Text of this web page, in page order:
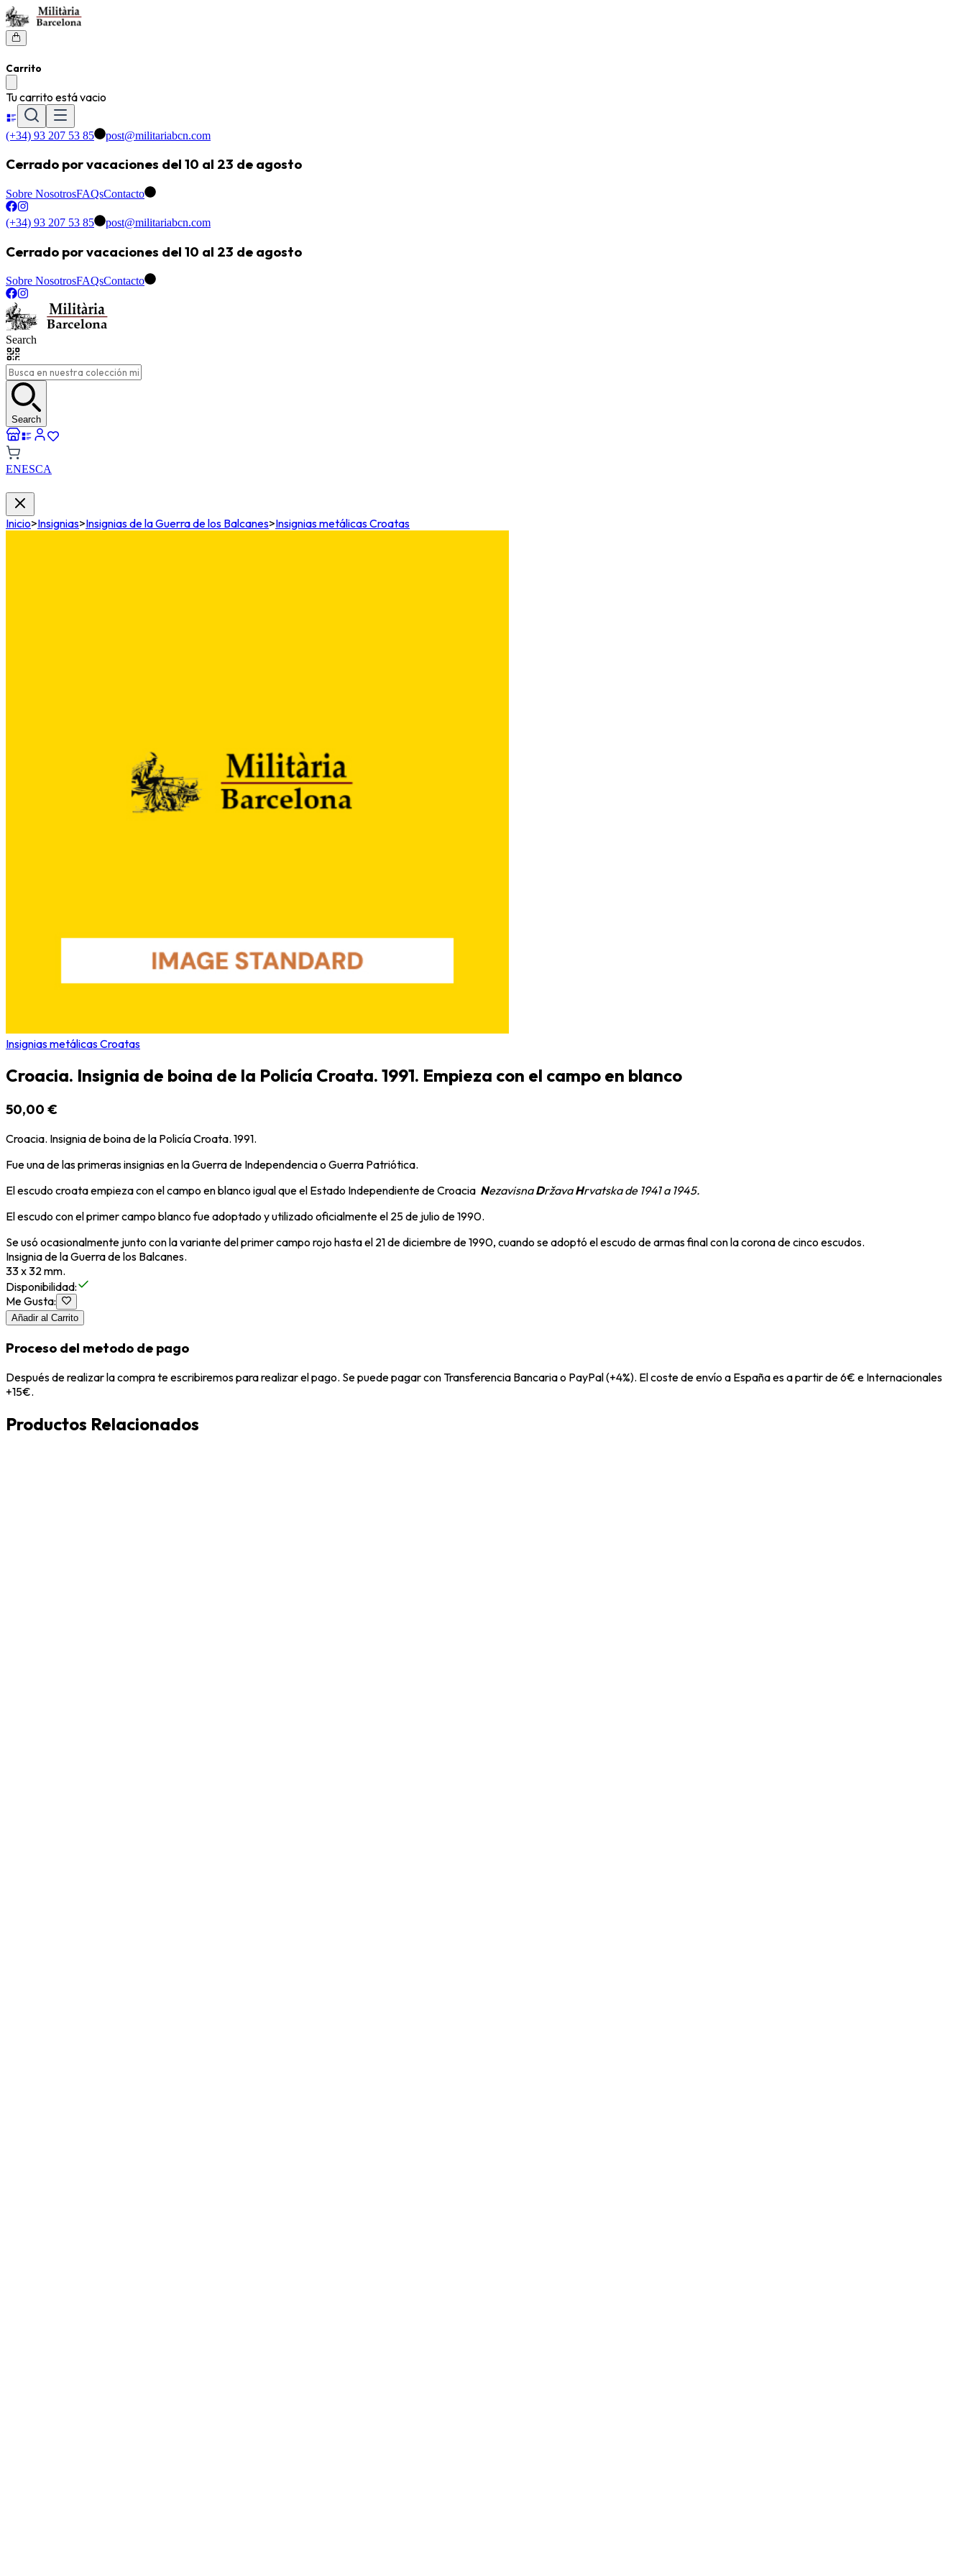
Carrito
Tu carrito está vacio
(+34) 93 207 53 85 post@militariabcn.com
Cerrado por vacaciones del 10 al 23 de agosto
Sobre NosotrosFAQsContacto
(+34) 93 207 53 85 post@militariabcn.com
Cerrado por vacaciones del 10 al 23 de agosto
Sobre NosotrosFAQsContacto
Search
Search
ENESCA
Inicio>Insignias>Insignias de la Guerra de los Balcanes>Insignias metálicas Croatas
Insignias metálicas Croatas
Croacia. Insignia de boina de la Policía Croata. 1991. Empieza con el campo en blanco
50,00 €
Croacia. Insignia de boina de la Policía Croata. 1991.
Fue una de las primeras insignias en la Guerra de Independencia o Guerra Patriótica.
El escudo croata empieza con el campo en blanco igual que el Estado Independiente de Croacia NezavisnaDržavaHrvatska de 1941 a 1945.
El escudo con el primer campo blanco fue adoptado y utilizado oficialmente el 25 de julio de 1990.
Se usó ocasionalmente junto con la variante del primer campo rojo hasta el 21 de diciembre de 1990, cuando se adoptó el escudo de armas final con la corona de cinco escudos.
Insignia de la Guerra de los Balcanes.
33 x 32 mm.
Disponibilidad:
Me Gusta:
Añadir al Carrito
Proceso del metodo de pago
Después de realizar la compra te escribiremos para realizar el pago. Se puede pagar con Transferencia Bancaria o PayPal (+4%). El coste de envío a España es a partir de 6€ e Internacionales
+15€.
Productos Relacionados